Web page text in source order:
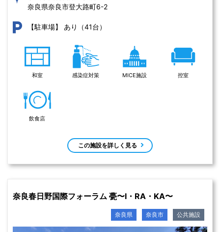
奈良県奈良市登大路町6-2
【駐車場】 あり（41台）
和室 感染症対策 MICE施設 控室
飲食店
この施設を詳しく見る
奈良春日野国際フォーラム 甍〜I・RA・KA〜
奈良県 奈良市 公共施設